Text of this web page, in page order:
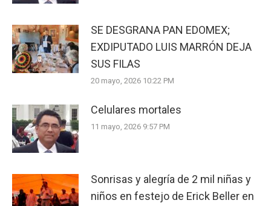
SE DESGRANA PAN EDOMEX;
EXDIPUTADO LUIS MARRÓN DEJA
SUS FILAS
20 mayo, 2026 10:22 PM
Celulares mortales
11 mayo, 2026 9:57 PM
Sonrisas y alegría de 2 mil niñas y
niños en festejo de Erick Beller en